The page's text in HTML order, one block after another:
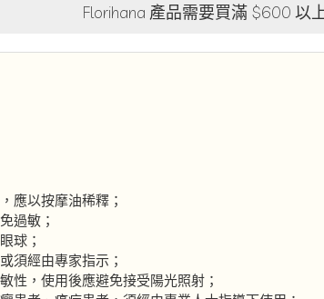
應以按摩油稀釋；
過敏；
球；
須經由專家指示；
性，使用後應避免接受陽光照射；
Florihana 產品需要買滿 $600 以